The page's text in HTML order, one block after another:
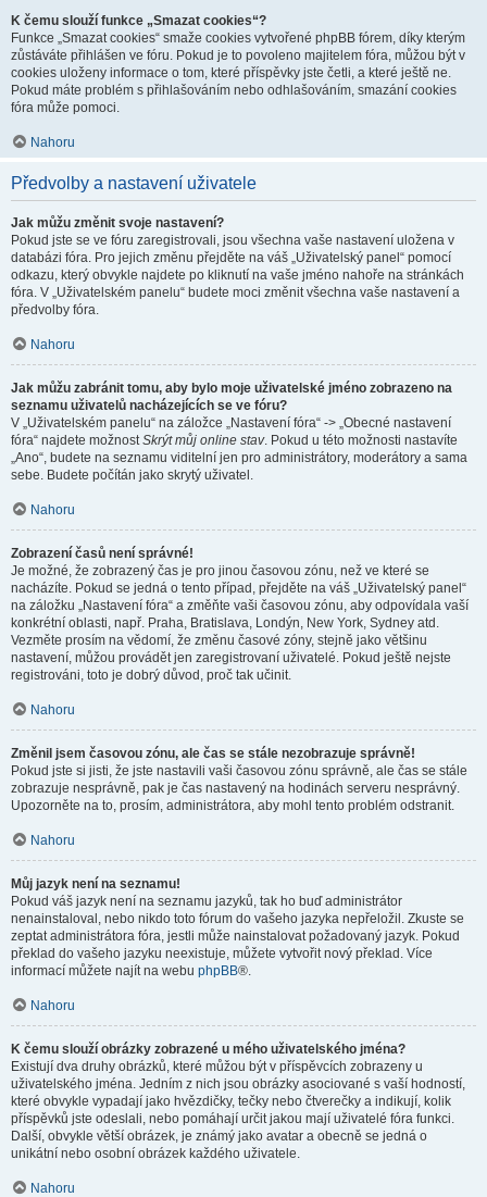
K čemu slouží funkce „Smazat cookies“?
Funkce „Smazat cookies“ smaže cookies vytvořené phpBB fórem, díky kterým
zůstáváte přihlášen ve fóru. Pokud je to povoleno majitelem fóra, můžou být v
cookies uloženy informace o tom, které příspěvky jste četli, a které ještě ne.
Pokud máte problém s přihlašováním nebo odhlašováním, smazání cookies
fóra může pomoci.
Nahoru
Předvolby a nastavení uživatele
Jak můžu změnit svoje nastavení?
Pokud jste se ve fóru zaregistrovali, jsou všechna vaše nastavení uložena v
databázi fóra. Pro jejich změnu přejděte na váš „Uživatelský panel“ pomocí
odkazu, který obvykle najdete po kliknutí na vaše jméno nahoře na stránkách
fóra. V „Uživatelském panelu“ budete moci změnit všechna vaše nastavení a
předvolby fóra.
Nahoru
Jak můžu zabránit tomu, aby bylo moje uživatelské jméno zobrazeno na
seznamu uživatelů nacházejících se ve fóru?
V „Uživatelském panelu“ na záložce „Nastavení fóra“ -> „Obecné nastavení
fóra“ najdete možnostSkrýt můj online stav. Pokud u této možnosti nastavíte
„Ano“, budete na seznamu viditelní jen pro administrátory, moderátory a sama
sebe. Budete počítán jako skrytý uživatel.
Nahoru
Zobrazení časů není správné!
Je možné, že zobrazený čas je pro jinou časovou zónu, než ve které se
nacházíte. Pokud se jedná o tento případ, přejděte na váš „Uživatelský panel“
na záložku „Nastavení fóra“ a změňte vaši časovou zónu, aby odpovídala vaší
konkrétní oblasti, např. Praha, Bratislava, Londýn, New York, Sydney atd.
Vezměte prosím na vědomí, že změnu časové zóny, stejně jako většinu
nastavení, můžou provádět jen zaregistrovaní uživatelé. Pokud ještě nejste
registrováni, toto je dobrý důvod, proč tak učinit.
Nahoru
Změnil jsem časovou zónu, ale čas se stále nezobrazuje správně!
Pokud jste si jisti, že jste nastavili vaši časovou zónu správně, ale čas se stále
zobrazuje nesprávně, pak je čas nastavený na hodinách serveru nesprávný.
Upozorněte na to, prosím, administrátora, aby mohl tento problém odstranit.
Nahoru
Můj jazyk není na seznamu!
Pokud váš jazyk není na seznamu jazyků, tak ho buď administrátor
nenainstaloval, nebo nikdo toto fórum do vašeho jazyka nepřeložil. Zkuste se
zeptat administrátora fóra, jestli může nainstalovat požadovaný jazyk. Pokud
překlad do vašeho jazyku neexistuje, můžete vytvořit nový překlad. Více
informací můžete najít na webu phpBB®.
Nahoru
K čemu slouží obrázky zobrazené u mého uživatelského jména?
Existují dva druhy obrázků, které můžou být v příspěvcích zobrazeny u
uživatelského jména. Jedním z nich jsou obrázky asociované s vaší hodností,
které obvykle vypadají jako hvězdičky, tečky nebo čtverečky a indikují, kolik
příspěvků jste odeslali, nebo pomáhají určit jakou mají uživatelé fóra funkci.
Další, obvykle větší obrázek, je známý jako avatar a obecně se jedná o
unikátní nebo osobní obrázek každého uživatele.
Nahoru